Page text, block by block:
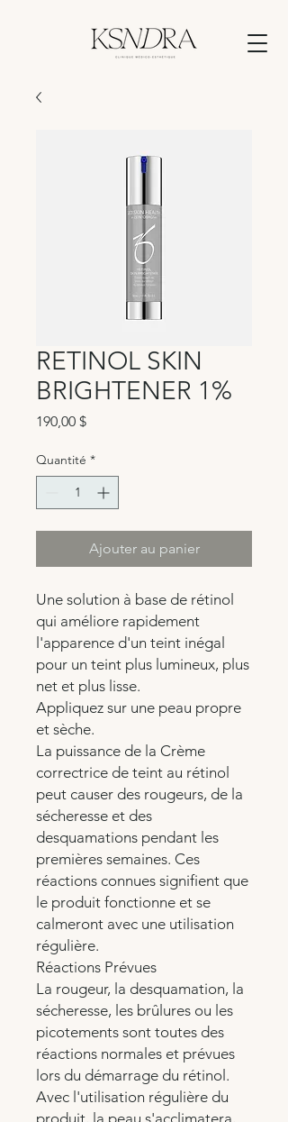
RETINOL SKIN
BRIGHTENER 1%
190,00 $Prix
Quantité *
Ajouter au panier
Une solution à base de rétinol
qui améliore rapidement
l'apparence d'un teint inégal
pour un teint plus lumineux, plus
net et plus lisse.
Appliquez sur une peau propre
et sèche.
La puissance de la Crème
correctrice de teint au rétinol
peut causer des rougeurs, de la
sécheresse et des
desquamations pendant les
premières semaines. Ces
réactions connues signifient que
le produit fonctionne et se
calmeront avec une utilisation
régulière.
Réactions Prévues
La rougeur, la desquamation, la
sécheresse, les brûlures ou les
picotements sont toutes des
réactions normales et prévues
lors du démarrage du rétinol.
Avec l'utilisation régulière du
produit, la peau s'acclimatera,